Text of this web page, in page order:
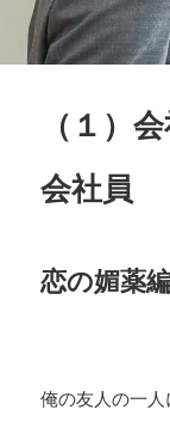
（１）
会社員
恋の媚薬
俺の友人の一人